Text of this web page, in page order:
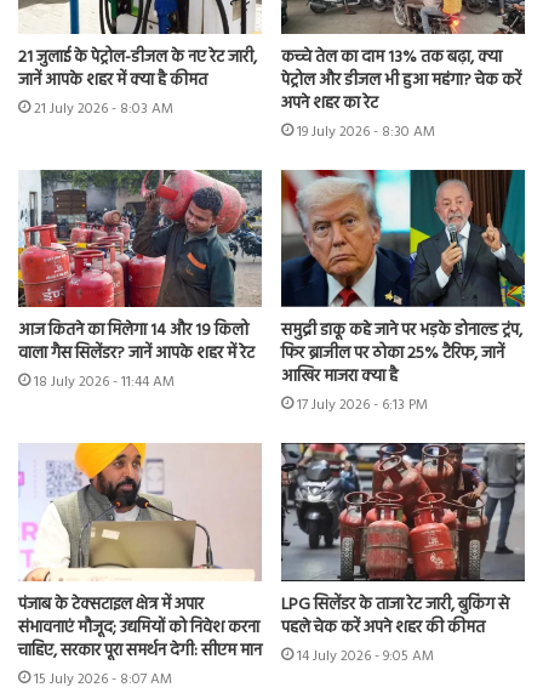
21 जुलाई के पेट्रोल-डीजल के नए रेट जारी,
जानें आपके शहर में क्या है कीमत
21 July 2026 - 8:03 AM
कच्चे तेल का दाम 13% तक बढ़ा, क्या
पेट्रोल और डीजल भी हुआ महंगा? चेक करें
अपने शहर का रेट
19 July 2026 - 8:30 AM
आज कितने का मिलेगा 14 और 19 किलो
वाला गैस सिलेंडर? जानें आपके शहर में रेट
18 July 2026 - 11:44 AM
समुद्री डाकू कहे जाने पर भड़के डोनाल्ड ट्रंप,
फिर ब्राजील पर ठोका 25% टैरिफ, जानें
आखिर माजरा क्या है
17 July 2026 - 6:13 PM
पंजाब के टेक्सटाइल क्षेत्र में अपार
संभावनाएं मौजूद; उद्यमियों को निवेश करना
चाहिए, सरकार पूरा समर्थन देगी: सीएम मान
15 July 2026 - 8:07 AM
LPG सिलेंडर के ताजा रेट जारी, बुकिंग से
पहले चेक करें अपने शहर की कीमत
14 July 2026 - 9:05 AM